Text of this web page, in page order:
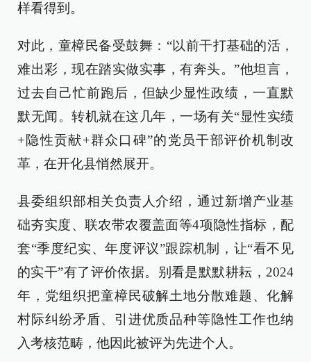
样看得到。
对此，童樟民备受鼓舞：“以前干打基础的活，
难出彩，现在踏实做实事，有奔头。”他坦言，
过去自己忙前跑后，但缺少显性政绩，一直默
默无闻。转机就在这几年，一场有关“显性实绩
+隐性贡献+群众口碑”的党员干部评价机制改
革，在开化县悄然展开。
县委组织部相关负责人介绍，通过新增产业基
础夯实度、联农带农覆盖面等4项隐性指标，配
套“季度纪实、年度评议”跟踪机制，让“看不见
的实干”有了评价依据。别看是默默耕耘，2024
年，党组织把童樟民破解土地分散难题、化解
村际纠纷矛盾、引进优质品种等隐性工作也纳
入考核范畴，他因此被评为先进个人。